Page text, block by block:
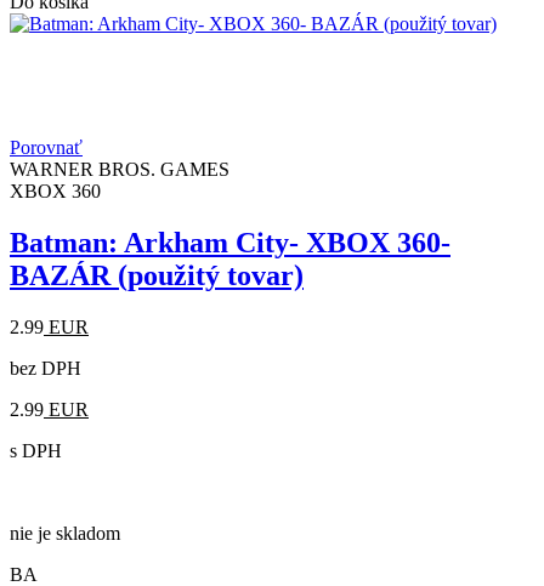
Porovnať
WARNER BROS. GAMES
XBOX 360
Batman: Arkham City- XBOX 360-
BAZÁR (použitý tovar)
2.99 EUR
bez DPH
2.99 EUR
s DPH
nie je skladom
BA